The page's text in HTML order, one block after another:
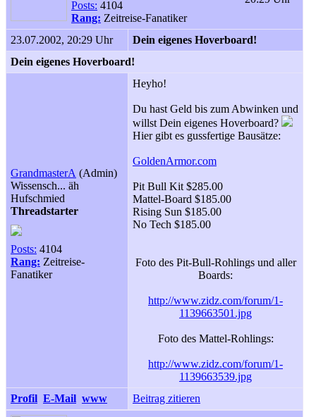
Posts: 4104
Rang: Zeitreise-Fanatiker
23.07.2002, 20:29 Uhr
Dein eigenes Hoverboard!
Dein eigenes Hoverboard!
GrandmasterA (Admin)
Wissensch... äh
Hufschmied
Threadstarter
Posts: 4104
Rang: Zeitreise-
Fanatiker
Heyho!
Du hast Geld bis zum Abwinken und
willst Dein eigenes Hoverboard?
Hier gibt es gussfertige Bausätze:
GoldenArmor.com
Pit Bull Kit $285.00
Mattel-Board $185.00
Rising Sun $185.00
No Tech $185.00
Foto des Pit-Bull-Rohlings und aller
Boards:
http://www.zidz.com/forum/1-
1139663501.jpg
Foto des Mattel-Rohlings:
http://www.zidz.com/forum/1-
1139663539.jpg
Profil E-Mail www Beitrag zitieren